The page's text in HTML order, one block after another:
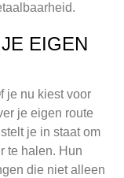
EIGEN
je nu kiest voor
je eigen route
je in staat om
te halen. Hun
die niet alleen